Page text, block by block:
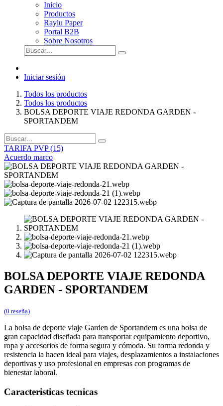
Inicio
Productos
Raylu Paper
Portal B2B
Sobre Nosotros
Iniciar sesión
Todos los productos
Todos los productos
BOLSA DEPORTE VIAJE REDONDA GARDEN -
SPORTANDEM
TARIFA PVP (15)
Acuerdo marco
BOLSA DEPORTE VIAJE REDONDA
GARDEN - SPORTANDEM
(0 reseña)
La bolsa de deporte viaje Garden de Sportandem es una bolsa de
gran capacidad diseñada para transportar equipamiento deportivo,
ropa y accesorios de forma segura y cómoda. Su forma redonda y
resistencia la hacen ideal para viajes, desplazamientos a instalaciones
deportivas y uso profesional en empresas con programas de
bienestar laboral.
Caracteristicas tecnicas